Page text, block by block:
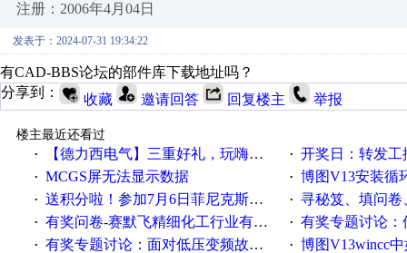
注册：2006年4月04日
发表于：2024-07-31 19:34:22
有CAD-BBS论坛的部件库下载地址吗？
分享到：
收藏 邀请回答 回复楼主 举报
楼主最近还看过
·
【德力西电气】三重好礼，玩嗨夏日！ · 开奖日：转发工控速派
· MCGS屏无法显示数据 · 博图V13安装循环重启
· 送积分啦！参加7月6日菲尼克斯在线研讨会即得 · 寻秘笈、填问卷
· 有奖问卷-赛默飞精细化工行业有奖调查来袭！ · 有奖专题讨论：伺服选择
· 有奖专题讨论：面对低压变频故障，老手是这样解决的！ · 博图V13wincc中如何